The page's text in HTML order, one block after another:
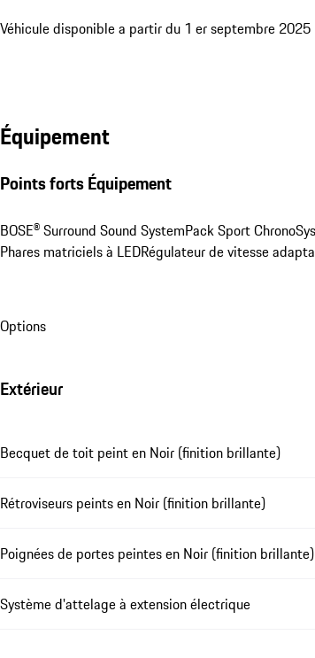
Véhicule disponible a partir du 1 er septembre 2025
Équipement
Points forts Équipement
BOSE® Surround Sound SystemPack Sport Chrono
Phares matriciels à LEDRégulateur de vitesse
Options
Extérieur
Becquet de toit peint en Noir (finition brillante)
Rétroviseurs peints en Noir (finition brillante)
Poignées de portes peintes en Noir (finition brillante)
Système d'attelage à extension électrique